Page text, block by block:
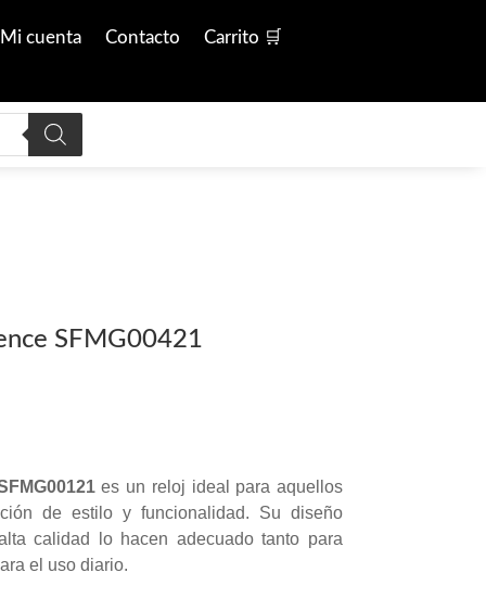
Mi cuenta Contacto Carrito 🛒
SFMG00421
es un reloj ideal para aquellos
de estilo y funcionalidad. Su diseño
calidad lo hacen adecuado tanto para
el uso diario.